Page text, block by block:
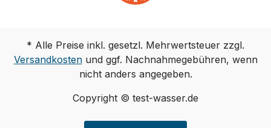
* Alle Preise inkl. gesetzl. Mehrwertsteuer zzgl.
Versandkostenund ggf. Nachnahmegebühren, wenn
nicht anders angegeben.
Copyright © test-wasser.de